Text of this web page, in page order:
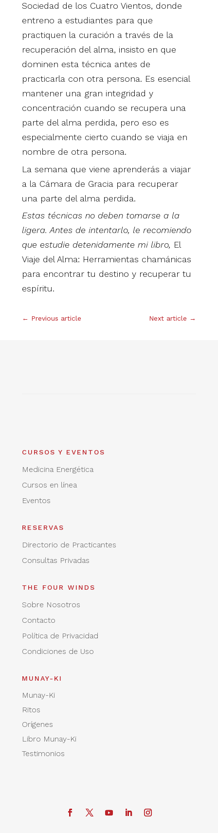
Sociedad de los Cuatro Vientos, donde
entreno a estudiantes para que
practiquen la curación a través de la
recuperación del alma, insisto en que
dominen esta técnica antes de
practicarla con otra persona. Es esencial
mantener una gran integridad y
concentración cuando se recupera una
parte del alma perdida, pero eso es
especialmente cierto cuando se viaja en
nombre de otra persona.
La semana que viene aprenderás a viajar
a la Cámara de Gracia para recuperar
una parte del alma perdida.
Estas técnicas no deben tomarse a la
ligera. Antes de intentarlo, le recomiendo
que estudie detenidamente mi libro, El
Viaje del Alma: Herramientas chamánicas
para encontrar tu destino y recuperar tu
espíritu.
← Previous article Next article →
CURSOS Y EVENTOS
Medicina Energética
Cursos en línea
Eventos
RESERVAS
Directorio de Practicantes
Consultas Privadas
THE FOUR WINDS
Sobre Nosotros
Contacto
Política de Privacidad
Condiciones de Uso
MUNAY-KI
Munay-Ki
Ritos
Orígenes
Libro Munay-Ki
Testimonios